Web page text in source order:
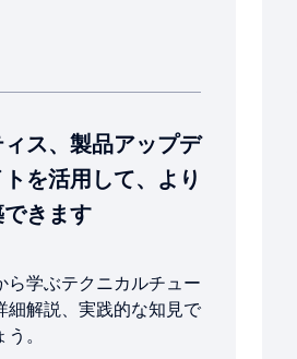
ス、製品アップデ
を活用して、より
きます
ら学ぶテクニカルチュー
細解説、実践的な知見で
。